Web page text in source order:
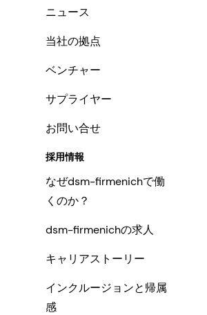
ニュース
当社の拠点
ベンチャー
サプライヤー
お問い合せ
採用情報
なぜdsm-firmenichで働
くのか？
dsm-firmenichの求人
キャリアストーリー
インクルージョンと帰属
感